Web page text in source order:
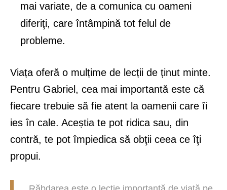
mai variate, de a comunica cu oameni
diferiţi, care întâmpină tot felul de
probleme.
Viața oferă o mulțime de lecții de ținut minte.
Pentru Gabriel, cea mai importantă este că
fiecare trebuie să fie atent la oamenii care îi
ies în cale. Aceștia te pot ridica sau, din
contră, te pot împiedica să obţii ceea ce îţi
propui.